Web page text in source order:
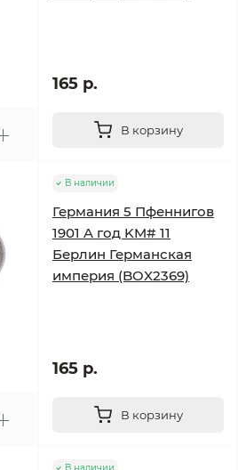
165 р.
В корзину
В наличии
Германия 5 Пфеннигов
1901 A год KM# 11
Берлин Германская
империя (BOX2369)
165 р.
В корзину